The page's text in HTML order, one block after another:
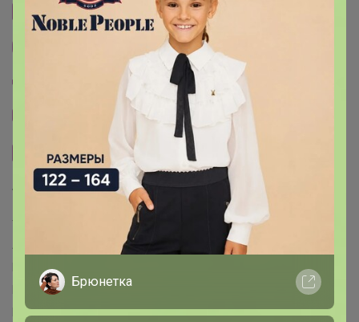
Cтраничка организатора
Другие СП организатора Glamkat
Пристрой организатора Glamkat
Тема отзывов
Сайт закупки
Торговые марки
trendyol™ markafoni™ morhipo™
Ipekyol™
Armonika™
Cotton Mood™ Colin's™
Hummel™
Levis™
Dockers™
New Balance™
Deripabuc™
Elle™ Hotic™ Inci™ Alacatistili™
Koton™
Брюнетка